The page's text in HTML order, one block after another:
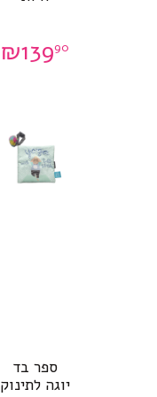
₪13990
ספר בד
יוגה לתינוק